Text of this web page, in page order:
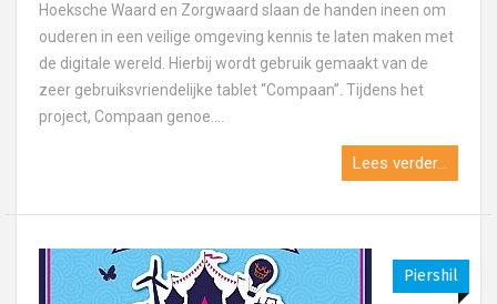
Hoeksche Waard en Zorgwaard slaan de handen ineen om
ouderen in een veilige omgeving kennis te laten maken met
de digitale wereld. Hierbij wordt gebruik gemaakt van de
zeer gebruiksvriendelijke tablet “Compaan”. Tijdens het
project, Compaan genoe....
Lees verder...
Piershil